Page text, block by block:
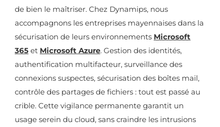
de bien le maîtriser. Chez Dynamips, nous
accompagnons les entreprises mayennaises dans la
sécurisation de leurs environnements Microsoft
365 et Microsoft Azure. Gestion des identités,
authentification multifacteur, surveillance des
connexions suspectes, sécurisation des boîtes mail,
contrôle des partages de fichiers : tout est passé au
crible. Cette vigilance permanente garantit un
usage serein du cloud, sans craindre les intrusions